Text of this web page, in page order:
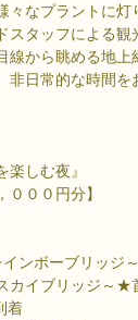
々なプラントに灯
スタッフによる観
線から眺める地上
非日常的な時間を
しむ夜』
００円分】
ンボーブリッジ～
カイブリッジ～★
着